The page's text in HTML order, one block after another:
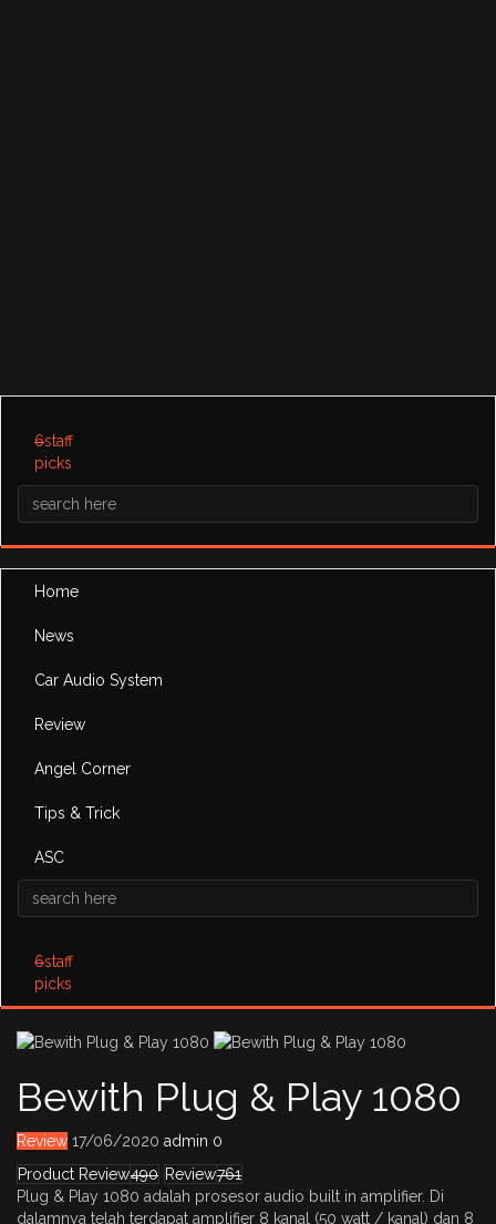
6staff
picks
Home
News
Car Audio System
Review
Angel Corner
Tips & Trick
ASC
6staff
picks
Bewith Plug & Play 1080
Review 17/06/2020 admin 0
Product Review490 Review761
Plug & Play 1080 adalah prosesor audio built in amplifier. Di
dalamnya telah terdapat amplifier 8 kanal (50 watt / kanal) dan 8